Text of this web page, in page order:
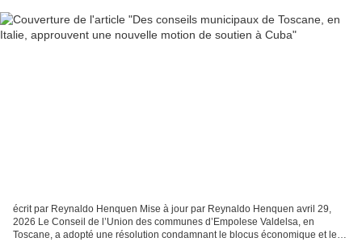
écrit par Reynaldo Henquen Mise à jour par Reynaldo Henquen avril 29,
2026 Le Conseil de l’Union des communes d’Empolese Valdelsa, en
Toscane, a adopté une résolution condamnant le blocus économique et les